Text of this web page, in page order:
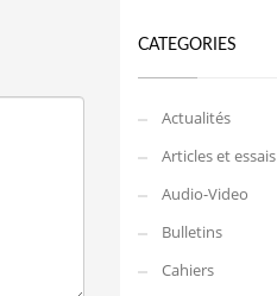
CATEGORIES
Actualités
Articles et essais
Audio-Video
Bulletins
Cahiers